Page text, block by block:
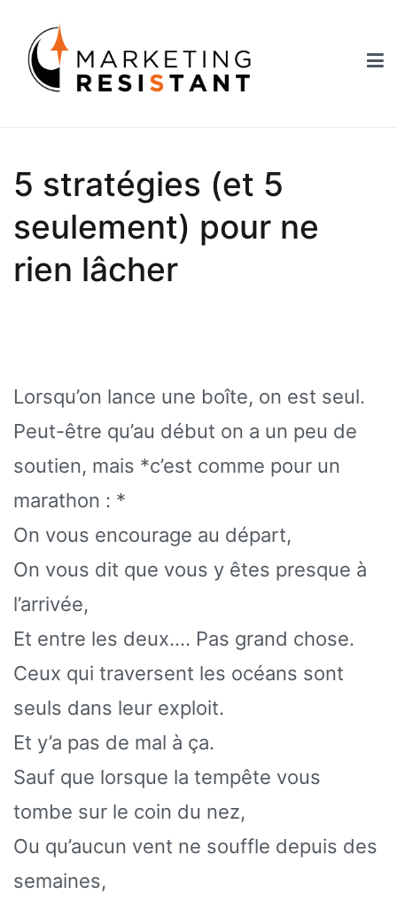
contenu
5 stratégies (et 5
seulement) pour ne
rien lâcher
Lorsqu’on lance une boîte, on est seul.
Peut-être qu’au début on a un peu de
soutien, mais *c’est comme pour un
marathon : *
On vous encourage au départ,
On vous dit que vous y êtes presque à
l’arrivée,
Et entre les deux…. Pas grand chose.
Ceux qui traversent les océans sont
seuls dans leur exploit.
Et y’a pas de mal à ça.
Sauf que lorsque la tempête vous
tombe sur le coin du nez,
Ou qu’aucun vent ne souffle depuis des
semaines,